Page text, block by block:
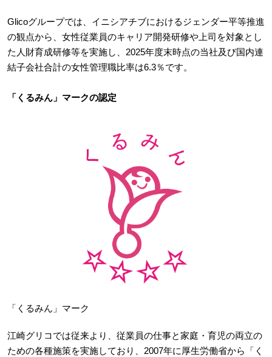
Glicoグループでは、イニシアチブにおけるジェンダー平等推進
の観点から、女性従業員のキャリア開発研修や上司を対象とし
た人財育成研修等を実施し、2025年度末時点の当社及び国内連
結子会社合計の女性管理職比率は6.3％です。
「くるみん」マークの認定
「くるみん」マーク
江崎グリコでは従来より、従業員の仕事と家庭・育児の両立の
ための各種施策を実施しており、2007年に厚生労働省から「く